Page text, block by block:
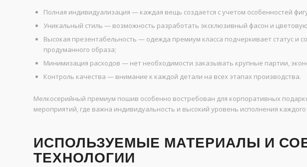
Полная индивидуализация — каждая вещь создается с учетом особенностей
Уникальный стиль — возможность разработать эксклюзивный фасон и
Высокая презентабельность — одежда премиум класса подчеркивает статус и
продуманного образа;
Минимизация расходов — нет необходимости заказывать крупные партии,
Контроль качества — внимание к каждой детали на всех этапах производства.
Мелкосерийный премиум пошив особенно востребован для корпоративных
мероприятий, где важна индивидуальность и высокий уровень исполнения каждого
ИСПОЛЬЗУЕМЫЕ МАТЕРИАЛЫ И
ТЕХНОЛОГИИ